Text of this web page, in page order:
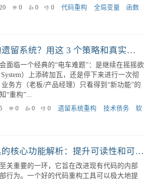
天飞，修改外部状态如履薄冰，怎么办？ 最
模块，发现代码里充斥着各种全局变量和函
。每次改动都如履薄冰，生怕引入新的 bug。
种“牵一发而动全身”的情...
0
面临一个经典的“电车难题”：是继续在摇摇欲
）上添砖加瓦，还是停下来进行一次彻